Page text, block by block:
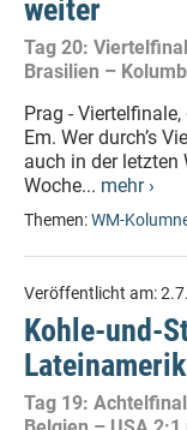
weiter
Tag 20:
Brasilien –
Prag -
Em. Wer durch’s
auch in der letzten
Woche... mehr ›
Themen:WM-
Veröffentlicht am:
Kohle-und-
Tag 19: